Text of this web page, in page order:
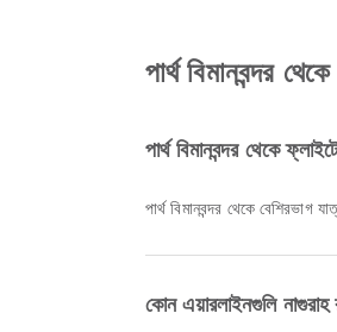
পার্থ বিমানবন্দর
পার্থ বিমানবন্দর থেকে
পার্থ বিমানবন্দর থেকে বেশিরভাগ
কোন এয়ারলাইনগুলি